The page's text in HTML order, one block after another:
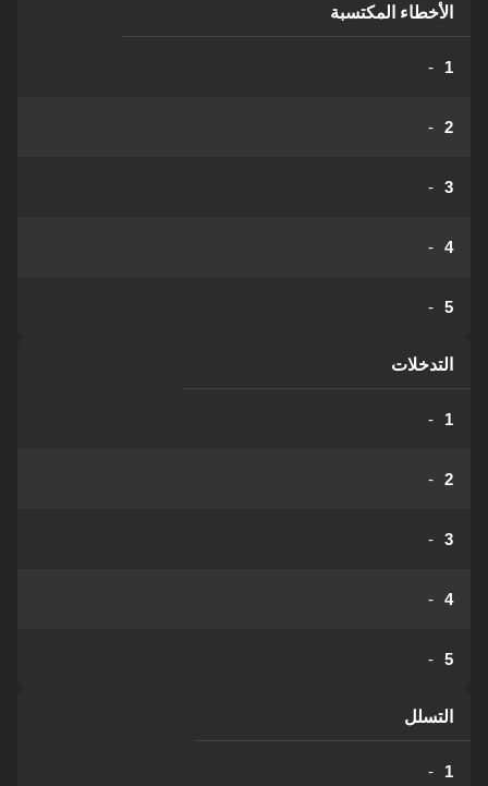
الأخطاء المكتسبة
1
-
2
-
3
-
4
-
5
-
التدخلات
1
-
2
-
3
-
4
-
5
-
التسلل
1
-